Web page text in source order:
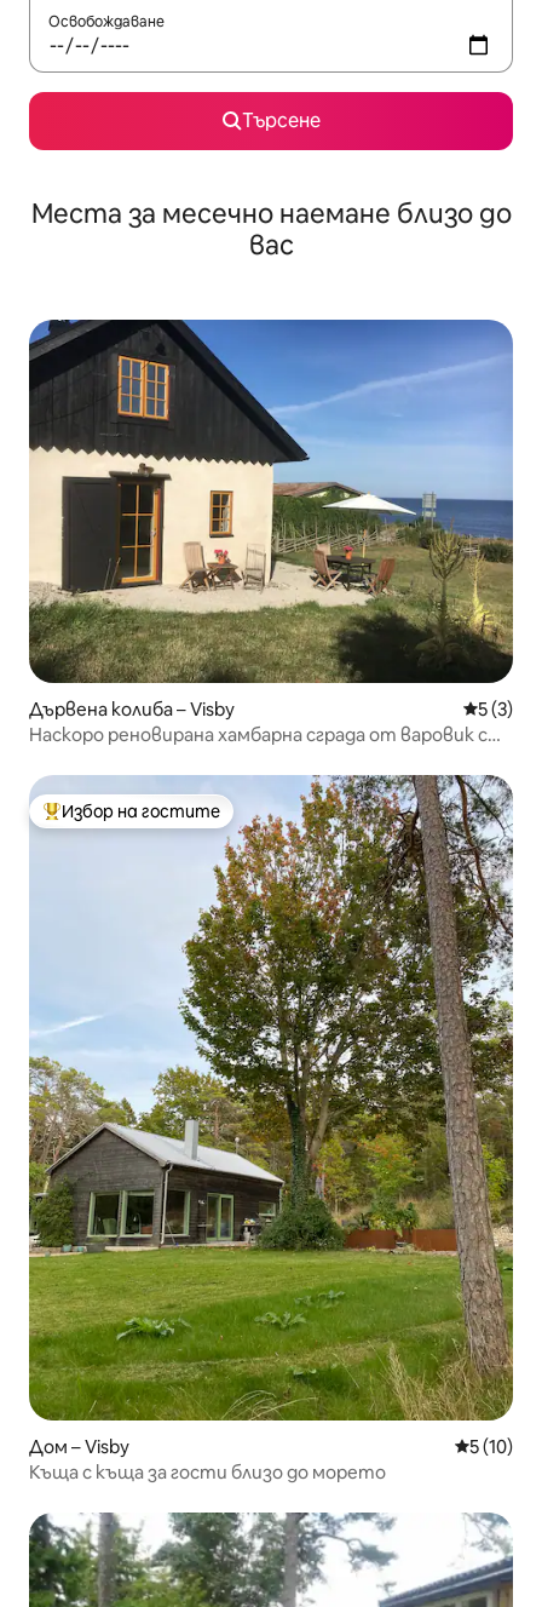
Освобождаване
Търсене
Места за месечно наемане близо до
вас
Дървена колиба – Visby Средна
5 (3)
Наскоро реновирана хамбарна сграда от варовик с
Най-популярен избор на гостите
Избор на гостите
Дом – Visby Средна
5 (10)
Къща с къща за гости близо до морето